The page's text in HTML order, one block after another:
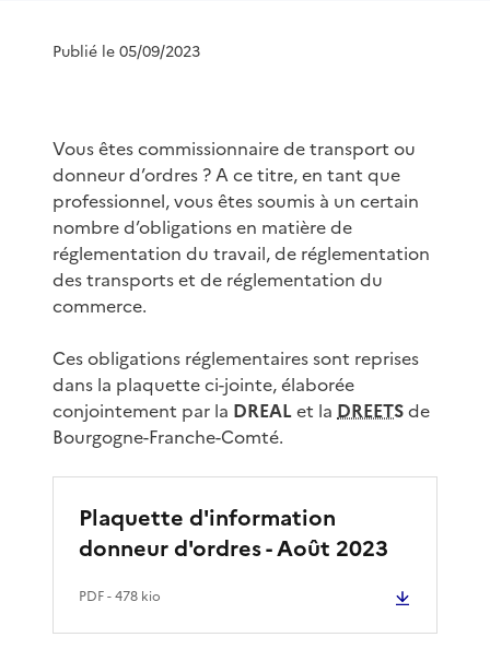
Publié le 05/09/2023
Vous êtes commissionnaire de transport ou
donneur d’ordres ? A ce titre, en tant que
professionnel, vous êtes soumis à un certain
nombre d’obligations en matière de
réglementation du travail, de réglementation
des transports et de réglementation du
commerce.
Ces obligations réglementaires sont reprises
dans la plaquette ci-jointe, élaborée
conjointement par la DREALet la DREETSde
Bourgogne-Franche-Comté.
Plaquette d'information
donneur d'ordres - Août 2023
PDF- 478 kio